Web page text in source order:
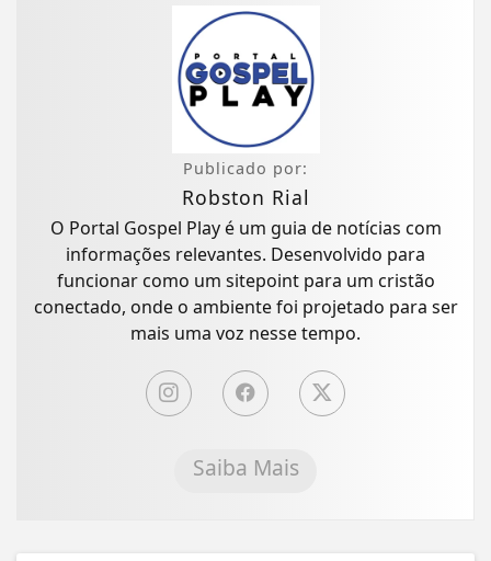
Publicado por:
Robston Rial
O Portal Gospel Play é um guia de notícias com
informações relevantes. Desenvolvido para
funcionar como um sitepoint para um cristão
conectado, onde o ambiente foi projetado para ser
mais uma voz nesse tempo.
Saiba Mais